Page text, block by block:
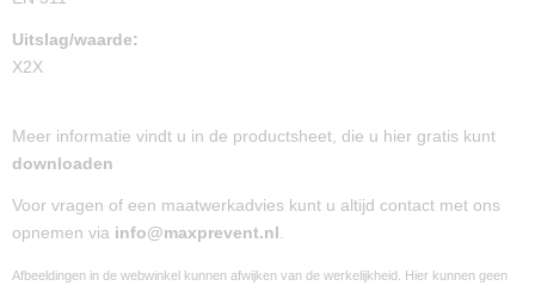
Uitslag/waarde:
X2X
Meer informatie vindt u in de productsheet, die u hier gratis kunt
downloaden
Voor vragen of een maatwerkadvies kunt u altijd contact met ons
opnemen via info@maxprevent.nl
Afbeeldingen in de webwinkel kunnen afwijken van de werkelijkheid. Hier kunnen geen